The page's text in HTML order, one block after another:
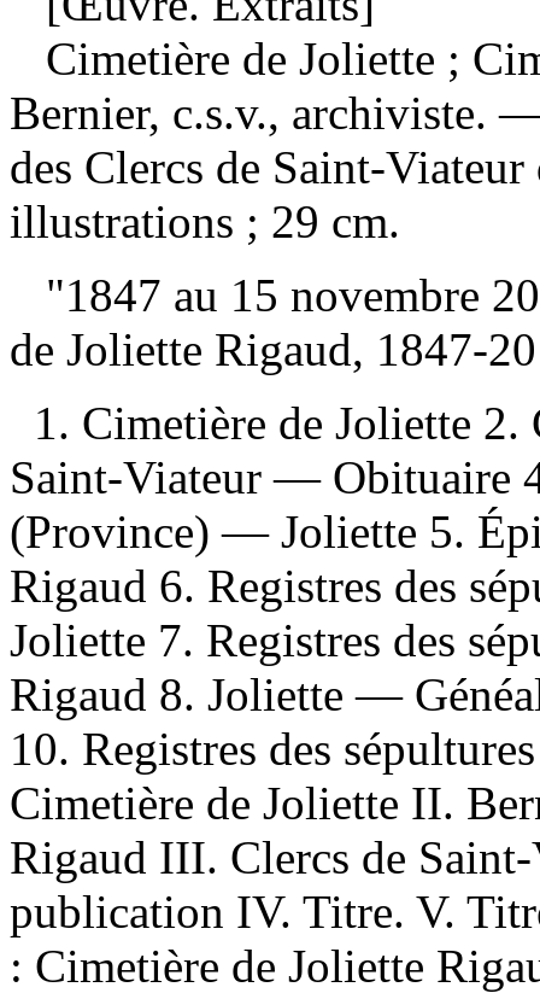
Cimetière de Joliette ;
Bernier, c.s.v., archiviste.
des Clercs de Saint-
illustrations ; 29 cm.
"1847 au 15 novembre
de Joliette Rigaud, 1847-
1. Cimetière de Joliette
Saint-Viateur — Obituaire
(Province) — Joliette 5.
Rigaud 6. Registres des
Joliette 7. Registres des
Rigaud 8. Joliette —
10. Registres des
Cimetière de Joliette II.
Rigaud III. Clercs de
publication IV. Titre. V.
: Cimetière de Joliette